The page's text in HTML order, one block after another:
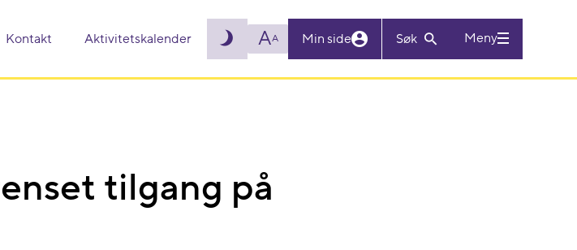
Kontakt Aktivitetskalender AA Min side Søk Meny
tilgang på